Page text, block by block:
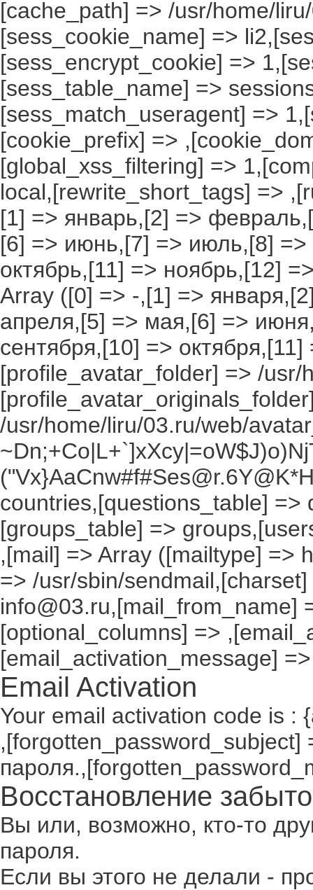
[cache_path] => /usr/home/
[sess_cookie_name] =>
[sess_encrypt_cookie] =>
[sess_table_name] =>
[sess_match_useragent] =>
[cookie_prefix] =>
[global_xss_filtering] =>
local,[rewrite_short_tags] =>
[1] => январь,[2] =>
[6] => июнь,[7] => июль,[8] =>
октябрь,[11] => ноябрь,[12]
Array ([0] => -,[1] =>
апреля,[5] => мая,[6] =>
сентября,[10] =>
[profile_avatar_folder] => /
/usr/home/liru/03.ru/web/
countries,[questions_table]
[groups_table] =>
,[mail] => Array ([mailtype] =>
=> /usr/sbin/
info@03.ru,[mail_from_name]
[optional_columns] =>
[email_activation_message] =>
Email Activation
Your email activation code is :
,[forgotten_password_subject]
Восстановление
Вы или, возможно, кто-то
пароля.
Если вы этого не делали -